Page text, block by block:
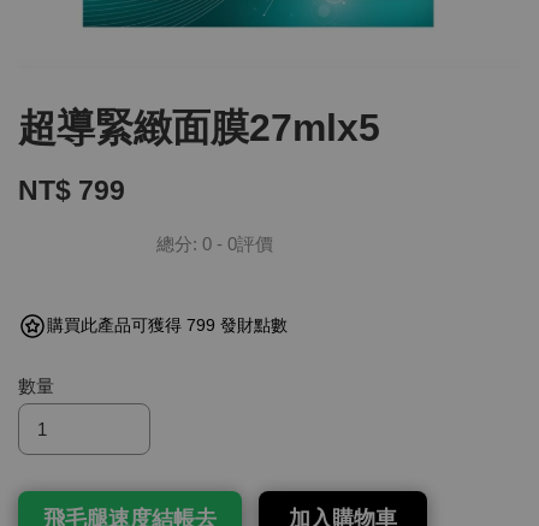
超導緊緻面膜27mlx5
NT$ 799
總分: 0 - 0評價
購買此產品可獲得 799 發財點數
數量
飛毛腿速度結帳去 加入購物車